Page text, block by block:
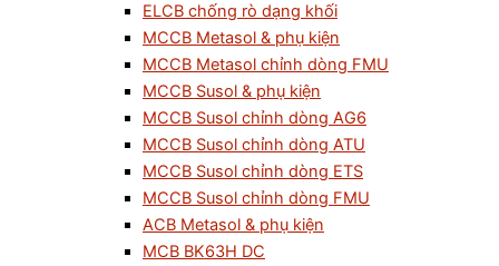
ELCB chống rò dạng khối
MCCB Metasol & phụ kiện
MCCB Metasol chỉnh dòng FMU
MCCB Susol & phụ kiện
MCCB Susol chỉnh dòng AG6
MCCB Susol chỉnh dòng ATU
MCCB Susol chỉnh dòng ETS
MCCB Susol chỉnh dòng FMU
ACB Metasol & phụ kiện
MCB BK63H DC